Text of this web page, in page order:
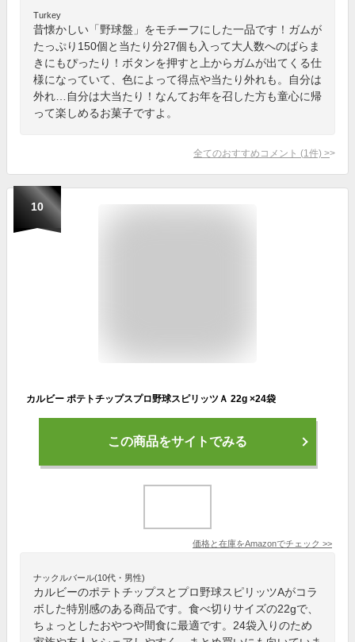
Turkey
昔懐かしい「野球盤」をモチーフにした一品です！ガムが
たっぷり150個と当たり分27個も入って大人数へのばらま
きにもぴったり！ボタンを押すと上からガムが出てくる仕
様になっていて、色によって得点や当たり外れも。自分は
外れ…自分は大当たり！なんてお年を召した方も童心に帰
って楽しめるお菓子ですよ。
全てのおすすめコメント (1 件) >
10
カルビー ポテトチップスプロ野球スピリッツＡ 22g ×24袋
この商品をサイトでみる
価格と在庫をAmazonでチェック >>
ナックルバール(10代・男性)
カルビーのポテトチップスとプロ野球スピリッツAがコラ
ボした特別感のある商品です。食べ切りサイズの22gで、
ちょっとしたおやつや間食に最適です。24袋入りのため